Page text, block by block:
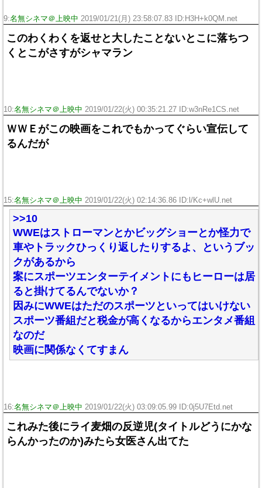
9:名無シネマ＠上映中 2019/01/21(月) 23:58:07.83 ID:H3H+k0QM.net
このわくわくを返せと大したことないとこに落ちつ
くとこがさすがシャマラン
10:名無シネマ＠上映中 2019/01/22(火) 00:35:21.27 ID:w3nRe1CS.net
ＷＷＥがこの映画をこれでもかってぐらい宣伝して
るんだが
15:名無シネマ＠上映中 2019/01/22(火) 02:14:36.86 ID:l/Kc+wlU.net
>>10
WWEはストローマンとかビッグショーとか怪力で
車やトラックひっくり返したりするよ、というブッ
クがあるから
案にスポーツエンターテイメントにもヒーローは居
ると掛けてるんでないか？
因みにWWEはただのスポーツといってはいけない
スポーツ番組だと税金が高くなるからエンタメ番組
なのだ
映画に関係なくてすまん
16:名無シネマ＠上映中 2019/01/22(火) 03:09:05.99 ID:0j5U7Etd.net
これみた後にライ麦畑の反逆児(タイトルどうにかな
らんかったのか)みたら女医さん出てた